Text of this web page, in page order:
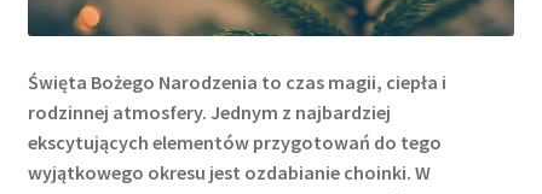
Święta Bożego Narodzenia to czas magii, ciepła i
rodzinnej atmosfery. Jednym z najbardziej
ekscytujących elementów przygotowań do tego
wyjątkowego okresu jest ozdabianie choinki. W